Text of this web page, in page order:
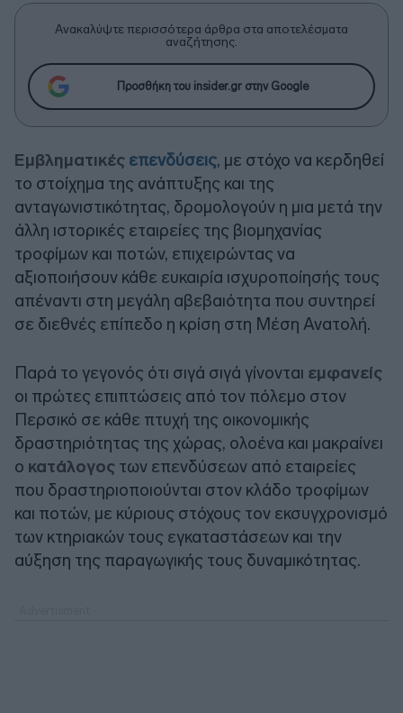
Ανακαλύψτε περισσότερα άρθρα στα αποτελέσματα
αναζήτησης.
Προσθήκη του insider.gr στην Google
Εμβληματικές επενδύσεις, με στόχο να κερδηθεί
το στοίχημα της ανάπτυξης και της
ανταγωνιστικότητας, δρομολογούν η μια μετά την
άλλη ιστορικές εταιρείες της βιομηχανίας
τροφίμων και ποτών, επιχειρώντας να
αξιοποιήσουν κάθε ευκαιρία ισχυροποίησής τους
απέναντι στη μεγάλη αβεβαιότητα που συντηρεί
σε διεθνές επίπεδο η κρίση στη Μέση Ανατολή.
Παρά το γεγονός ότι σιγά σιγά γίνονται εμφανείς
οι πρώτες επιπτώσεις από τον πόλεμο στον
Περσικό σε κάθε πτυχή της οικονομικής
δραστηριότητας της χώρας, ολοένα και μακραίνει
ο κατάλογος των επενδύσεων από εταιρείες
που δραστηριοποιούνται στον κλάδο τροφίμων
και ποτών, με κύριους στόχους τον εκσυγχρονισμό
των κτηριακών τους εγκαταστάσεων και την
αύξηση της παραγωγικής τους δυναμικότητας.